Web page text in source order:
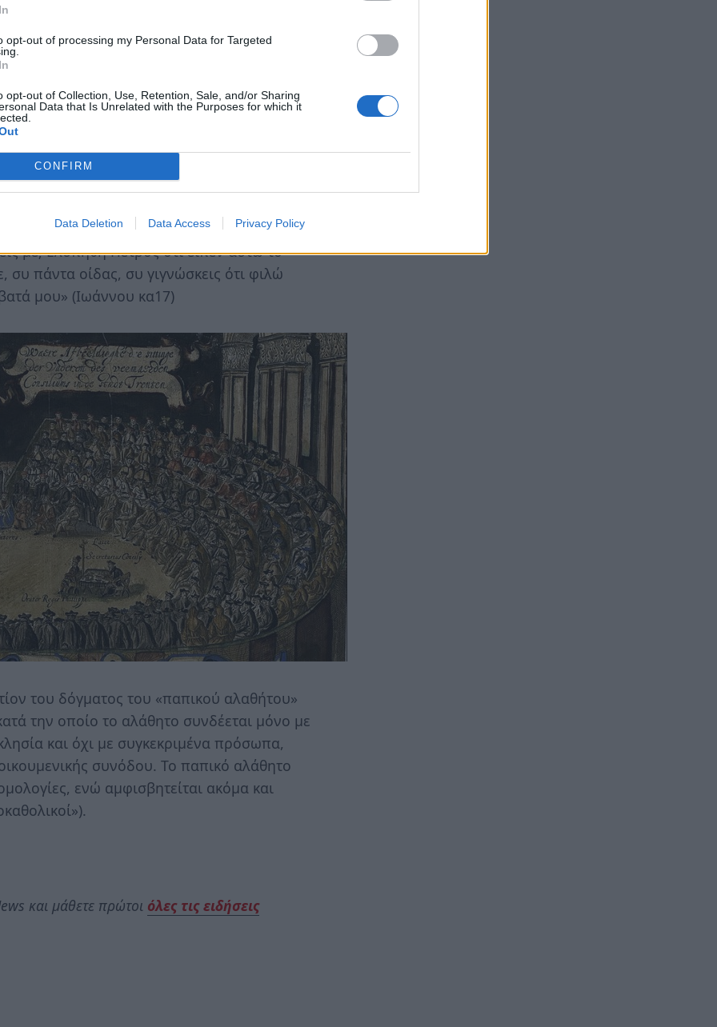
opt-out of processing my Personal Data for Targeted
opt-out of Collection, Use, Retention, Sale, and/or Sharing
Data that Is Unrelated with the Purposes for which it
CONFIRM
Data Deletion Data Access Privacy Policy
τη Ρωμαιοκαθολική Θεολογία, το «αλάθητο»
Διαθήκης:
επί ταύτη τη πέτρα οικοδομήσω μου
αυτής. Και δώσω σοι τας κλεις
επί της γης, έσται δεδεμένον εν
έσται λελυμένον εν τοις ουρανοίς».
πίστις σου. Και συ ποτε επιστρέψας
με; Ελυπήθη Πέτρος ότι είπεν αυτώ το
συ πάντα οίδας, συ γιγνώσκεις ότι φιλώ
μου» (Ιωάννου κα17)
του δόγματος του «παπικού αλαθήτου»
την οποίο το αλάθητο συνδέεται μόνο με
και όχι με συγκεκριμένα πρόσωπα,
συνόδου. Το παπικό αλάθητο
ενώ αμφισβητείται ακόμα και
και μάθετε πρώτοι όλες τις ειδήσεις